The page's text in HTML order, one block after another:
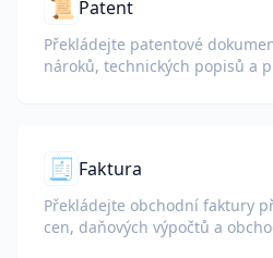
📜 Patent
Překládejte patentové
nároků, technických popisů a
🧾 Faktura
Překládejte obchodní faktury
cen, daňových výpočtů a